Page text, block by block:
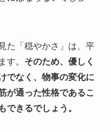
た「穏やかさ」は、平
す。 そのため、優しく
でなく、物事の変化に
が通った性格であるこ
できるでしょう。